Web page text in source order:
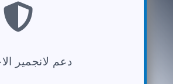
دعم لانجمير